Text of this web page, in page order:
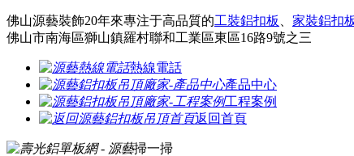
佛山源藝裝飾20年來專注于高品質的工裝鋁扣板 家裝鋁扣
佛山市南海區獅山鎮羅村聯和工業區東區16路9號之三
熱線電話
產品中心
工程案例
返回首頁
掃一掃